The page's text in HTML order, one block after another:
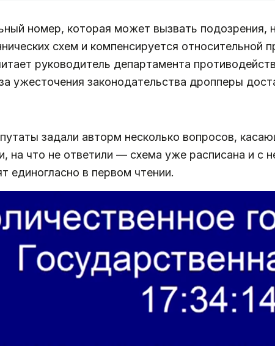
номер, которая может вызвать подозрения,
схем и компенсируется
руководитель департамента
ужесточения законодательства дропперы
задали авторм несколько вопросов,
на что не ответили — схема уже расписана и
единогласно в первом чтении.